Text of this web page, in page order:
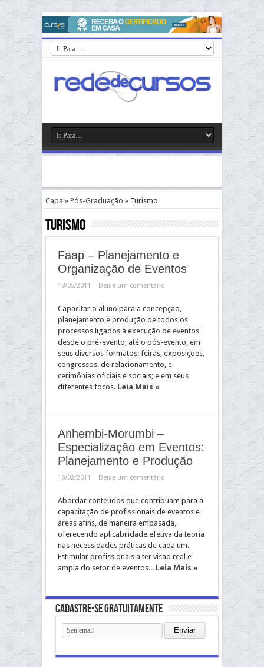
Capa » Pós-Graduação » Turismo
Turismo
Faap – Planejamento e
Organização de Eventos
18/05/2011 Deixe um comentário
Capacitar o aluno para a concepção,
planejamento e produção de todos os
processos ligados à execução de eventos
desde o pré-evento, até o pós-evento, em
seus diversos formatos: feiras, exposições,
congressos, de relacionamento, e
cerimônias oficiais e sociais; e em seus
diferentes focos. Leia Mais »
Anhembi-Morumbi –
Especialização em Eventos:
Planejamento e Produção
16/03/2011 Deixe um comentário
Abordar conteúdos que contribuam para a
capacitação de profissionais de eventos e
áreas afins, de maneira embasada,
oferecendo aplicabilidade efetiva da teoria
nas necessidades práticas de cada um.
Estimular profissionais a ter visão real e
ampla do setor de eventos... Leia Mais »
Cadastre-se gratuitamente